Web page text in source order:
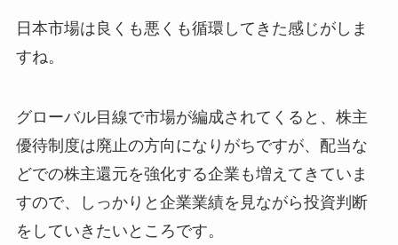
日本市場は良くも悪くも循環してきた感じがしま
すね。
グローバル目線で市場が編成されてくると、株主
優待制度は廃止の方向になりがちですが、配当な
どでの株主還元を強化する企業も増えてきていま
すので、しっかりと企業業績を見ながら投資判断
をしていきたいところです。